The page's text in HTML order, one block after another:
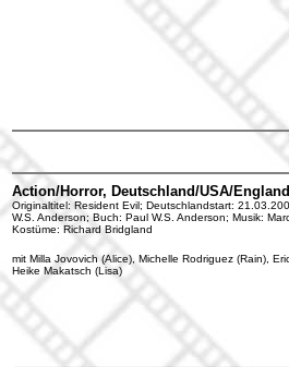
Action/Horror, Deutschland/USA/
Originaltitel: Resident Evil; Deutschlandstart:
W.S. Anderson; Buch: Paul W.S. Anderson; Musik:
Kostüme: Richard Bridgland
mit Milla Jovovich (Alice), Michelle Rodriguez (Rain),
Heike Makatsch (Lisa)